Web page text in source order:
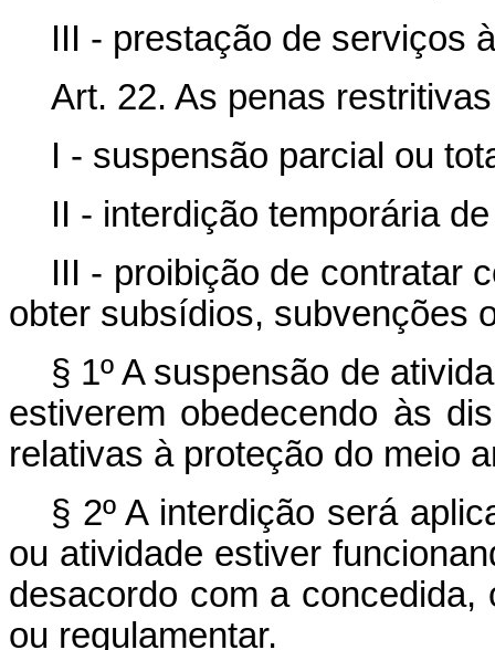
III - prestação de serviços
Art. 22. As penas
I - suspensão parcial ou
II - interdição temporária
III - proibição de contratar
obter subsídios, subvenções
§ 1º A suspensão de
estiverem obedecendo às
relativas à proteção do meio
§ 2º A interdição será
ou atividade estiver
desacordo com a
ou regulamentar.